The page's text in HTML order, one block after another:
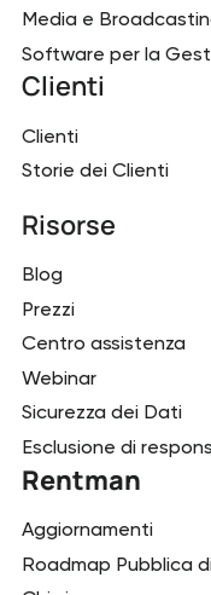
Media e
Software per la
Clienti
Clienti
Storie dei Clienti
Risorse
Blog
Prezzi
Centro assistenza
Webinar
Sicurezza dei Dati
Esclusione di
Rentman
Aggiornamenti
Roadmap Pubblica